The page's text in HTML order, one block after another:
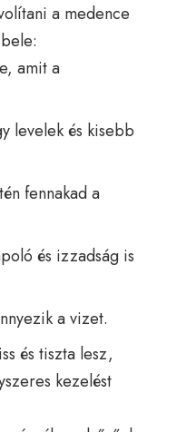
a medence
amit a
levelek és kisebb
fennakad a
és izzadság is
a vizet.
és tiszta lesz,
kezelést